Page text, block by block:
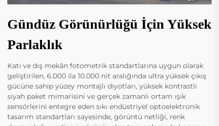
Gündüz Görünürlüğü İçin Yüksek
Parlaklık
Katı ve dış mekân fotometrik standartlarına uygun olarak
geliştirilen, 6.000 ila 10.000 nit aralığında ultra yüksek çıkış
gücüne sahip yüzey montajlı diyotları, yüksek kontrastlı
siyah paket mimarisini ve gerçek zamanlı ortam ışık
sensörlerini entegre eden sıkı endüstriyel optoelektronik
tasarım standartları sayesinde, görüntü netliği, renk